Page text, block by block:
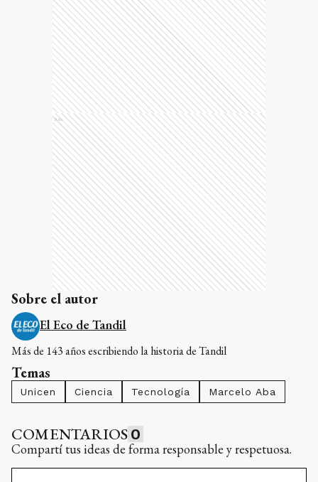
Ads
Sobre el autor
El Eco de Tandil
Más de 143 años escribiendo la historia de Tandil
Temas
Unicen Ciencia Tecnología Marcelo Aba
COMENTARIOS 0
Compartí tus ideas de forma responsable y respetuosa.